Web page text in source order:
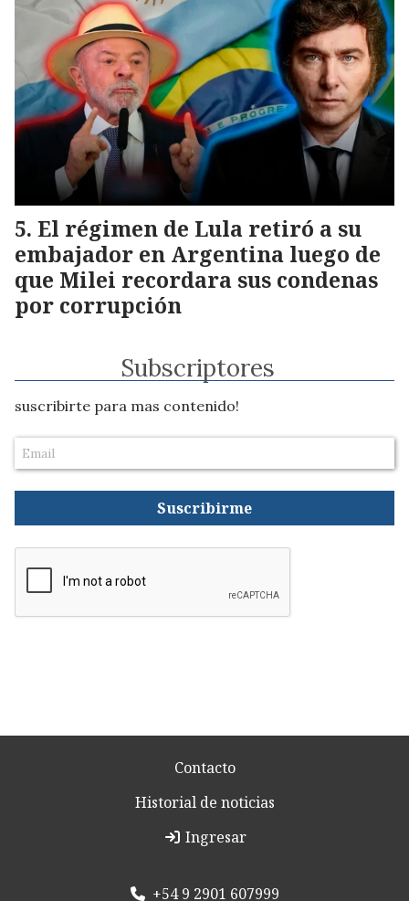
El régimen de Lula retiró a su
embajador en Argentina luego de
que Milei recordara sus condenas
por corrupción
Subscriptores
suscribirte para mas contenido!
Suscribirme
Contacto
Historial de noticias
Ingresar
+54 9 2901 607999